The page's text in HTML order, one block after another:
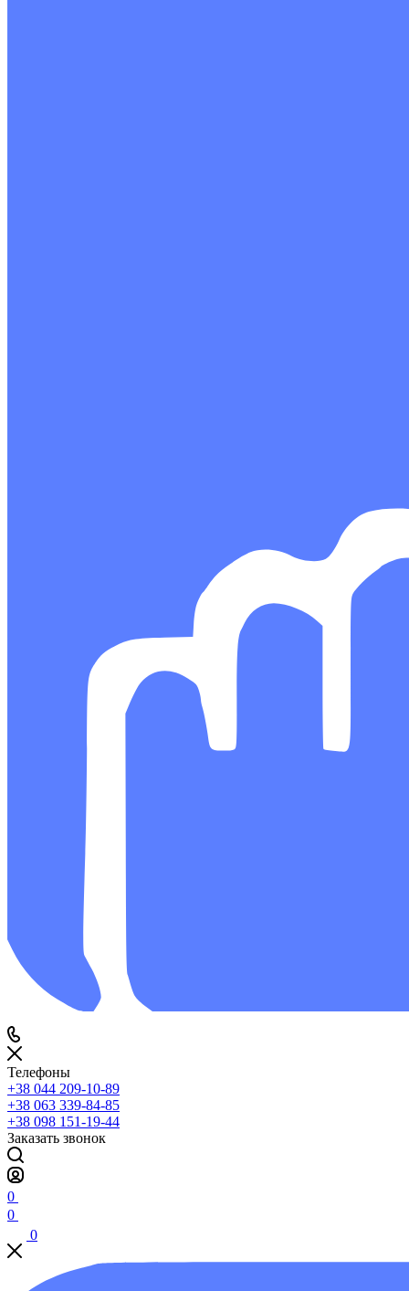
Телефоны
+38 044 209-10-89
+38 063 339-84-85
+38 098 151-19-44
Заказать звонок
0
0
0